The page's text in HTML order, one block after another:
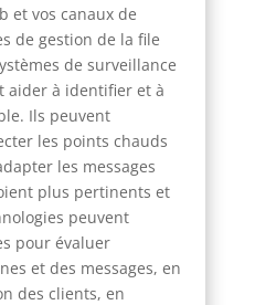
et vos canaux de
de gestion de la file
de surveillance
aider à identifier et à
Ils peuvent
les points chauds
les messages
plus pertinents et
peuvent
pour évaluer
et des messages, en
des clients, en